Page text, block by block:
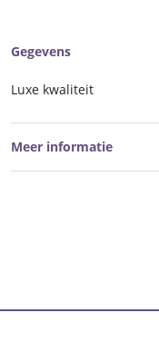
Gegevens
Luxe kwaliteit
Meer informatie